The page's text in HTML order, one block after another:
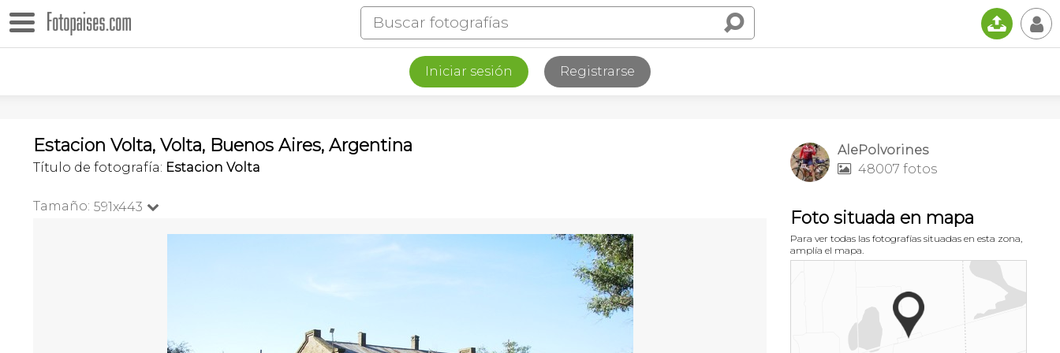
📤 👤
Iniciar sesión Registrarse
Estacion Volta, Volta, Buenos Aires, Argentina
Título de fotografía: Estacion Volta
Tamaño: 591x443 
AlePolvorines
 48007 fotos
Foto situada en mapa
Para ver todas las fotografías situadas en esta zona,
amplía el mapa.